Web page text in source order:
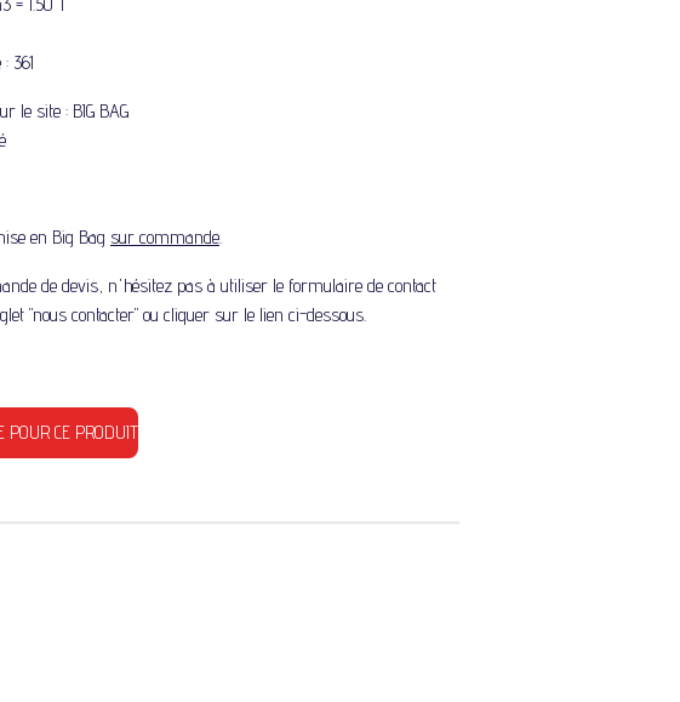
361
le site : BIG BAG
en Big Bag sur commande
de devis, n'hésitez pas à utiliser le formulaire de contact
"nous contacter" ou cliquer sur le lien ci-dessous.
CE PRODUIT